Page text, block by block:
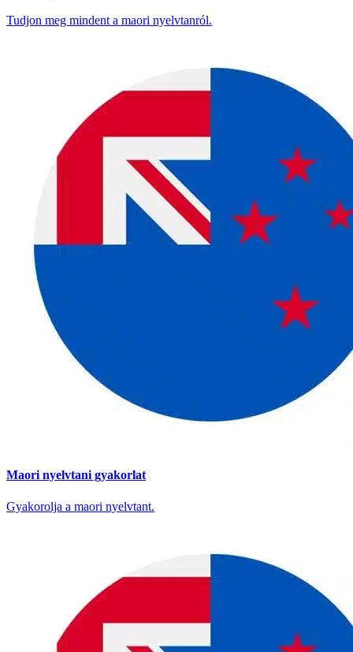
Tudjon meg mindent a maori nyelvtanról.
Maori nyelvtani gyakorlat
Gyakorolja a maori nyelvtant.